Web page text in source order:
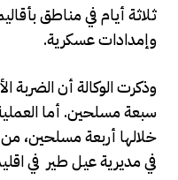
وإمدادات عسكرية.
في مديرية عيل طير في